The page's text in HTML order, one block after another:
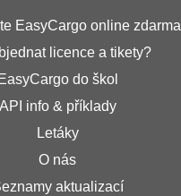
EasyCargo online zdarma
licence a tikety?
EasyCargo do škol
API info & příklady
Letáky
O nás
aktualizací